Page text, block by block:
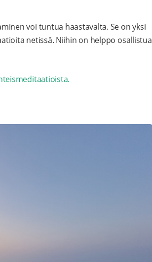
voi tuntua haastavalta. Se on yksi
netissä. Niihin on helppo osallistua